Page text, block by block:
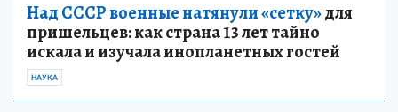
Над СССР военные натянули «сетку»для
пришельцев: как страна 13 лет тайно
искала и изучала инопланетных гостей
НАУКА